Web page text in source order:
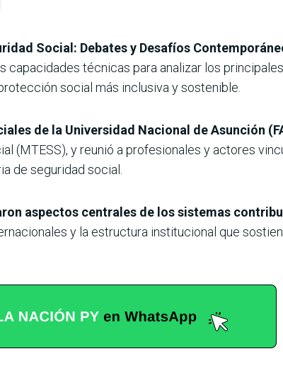
Social: Debates y Desafíos
técnicas para analizar los
social más inclusiva y sostenible.
de la Universidad Nacional de Asunción
(MTESS), y reunió a profesionales y actores
de seguridad social.
aspectos centrales de los sistemas
y la estructura institucional que